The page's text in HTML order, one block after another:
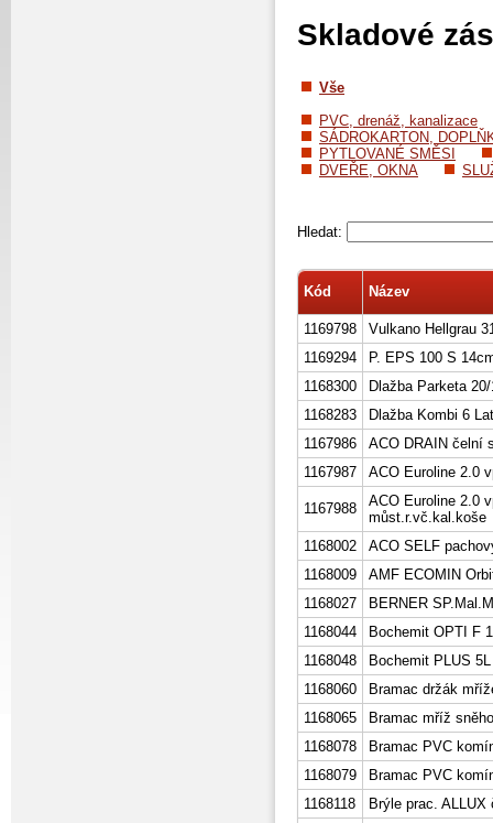
Skladové
Vše
PVC, drenáž, kanalizace
SÁDROKARTON,
PYTLOVANÉ SMĚSI
DVEŘE, OKNA
Hledat:
Kód Název
1169798
Vulkano Hellgrau
1169294
P. EPS 100 S
1168300
Dlažba Parketa
1168283
Dlažba Kombi 6
1167986
ACO DRAIN čelní
1167987
ACO Euroline 2.0
1167988
ACO Euroline 2.0
můst.r.vč.kal.koše
1168002
ACO SELF
1168009
AMF ECOMIN
1168027
BERNER
1168044
Bochemit OPTI F
1168048
Bochemit PLUS
1168060
Bramac držák
1168065
Bramac mříž
1168078
Bramac PVC
1168079
Bramac PVC
1168118
Brýle prac. ALLUX